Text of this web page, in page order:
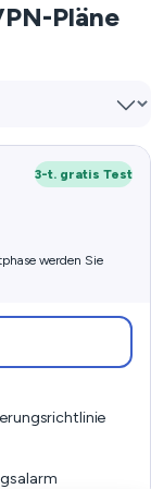
Pläne
3-t. gratis Test
werden Sie